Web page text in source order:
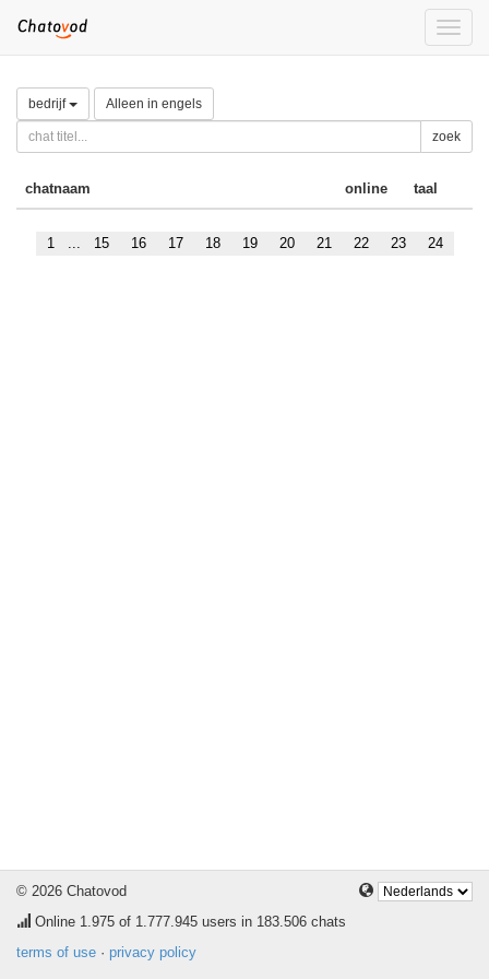
Toggle
bedrijf Alleen in engels
zoek
chatnaam online taal
1 ... 15 16 17 18 19 20 21 22 23 24
© 2026 Chatovod
Online 1.975 of 1.777.945 users in 183.506 chats
terms of use · privacy policy